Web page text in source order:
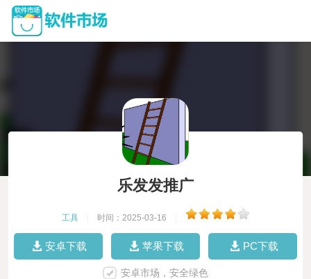
乐发发推广
工具 时间：2025-03-16
安卓下载 苹果下载 PC下载
安卓市场，安全绿色